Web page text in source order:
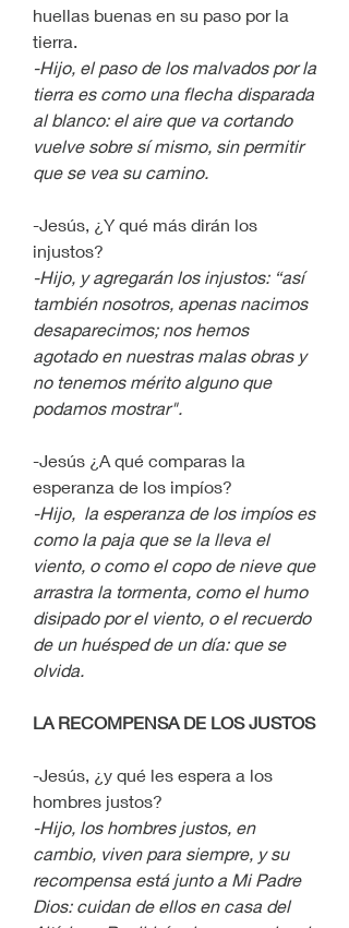
huellas buenas en su paso por la
tierra.
-Hijo, el paso de los malvados por la
tierra es como una flecha disparada
al blanco: el aire que va cortando
vuelve sobre sí mismo, sin permitir
que se vea su camino.
-Jesús, ¿Y qué más dirán los
injustos?
-Hijo, y agregarán los injustos: “así
también nosotros, apenas nacimos
desaparecimos; nos hemos
agotado en nuestras malas obras y
no tenemos mérito alguno que
podamos mostrar".
-Jesús ¿A qué comparas la
esperanza de los impíos?
-Hijo,  la esperanza de los impíos es
como la paja que se la lleva el
viento, o como el copo de nieve que
arrastra la tormenta, como el humo
disipado por el viento, o el recuerdo
de un huésped de un día: que se
olvida.
LA RECOMPENSA DE LOS JUSTOS
-Jesús, ¿y qué les espera a los
hombres justos?
-Hijo, los hombres justos, en
cambio, viven para siempre, y su
recompensa está junto a Mi Padre
Dios: cuidan de ellos en casa del